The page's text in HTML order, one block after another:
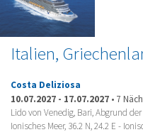
Italien,
Costa Deliziosa
10.07.2027 - 17.07.2027 • 7
Lido von Venedig, Bari, Abgrund
Ionisches Meer, 36.2 N, 24.2 E -